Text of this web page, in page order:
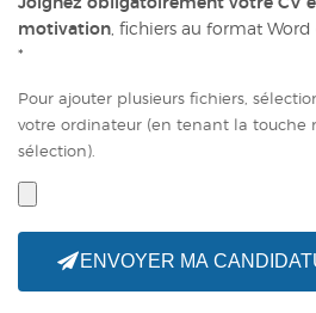
motivation, fichiers au format Word
*
Pour ajouter plusieurs fichiers,
votre ordinateur (en tenant la touche
sélection).
ENVOYER MA